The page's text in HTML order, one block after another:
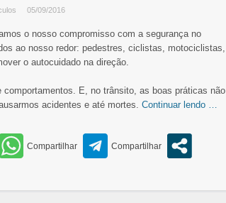
05/09/2016
o nosso compromisso com a segurança no
ao nosso redor: pedestres, ciclistas, motociclistas,
o autocuidado na direção.
E, no trânsito, as boas práticas não
acidentes e até mortes. Continuar lendo …